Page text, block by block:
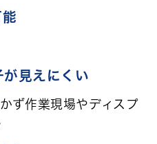
が見えにくい
ず作業現場やディスプ